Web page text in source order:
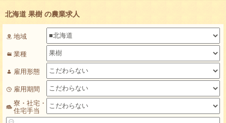
北海道 果樹 の農業求人
地域
業種
雇用形態
雇用期間
寮・社宅・
住宅手当